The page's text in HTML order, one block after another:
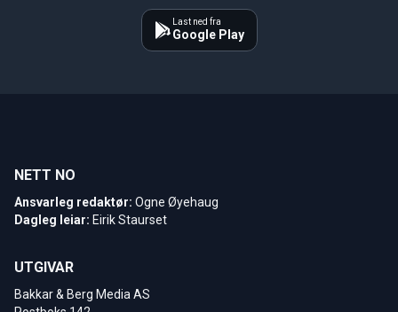
Last ned fra
Google Play
NETT NO
Ansvarleg redaktør: Ogne Øyehaug
Dagleg leiar: Eirik Staurset
UTGIVAR
Bakkar & Berg Media AS